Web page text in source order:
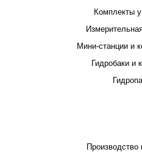
Комплекты
Мини-станции и
Гидробаки и
Производство